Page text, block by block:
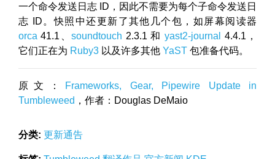
一个命令发送日志 ID，因此不需要为每个子命令发送日
志 ID。快照中还更新了其他几个包，如屏幕阅读器
orca 41.1、soundtouch 2.3.1 和yast2-journal
4.4.1，
它们正在为 Ruby3 以及许多其他 YaST 包准备代码。
原文：
Frameworks, Gear, Pipewire Update in
Tumbleweed ，作者：Douglas DeMaio
分类: 更新通告